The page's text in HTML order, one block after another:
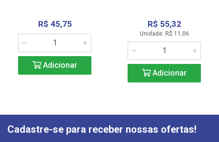
R$ 45,75
Adicionar
R$ 55,32
Unidade: R$ 11,06
Adicionar
Cadastre-se para receber nossas ofertas!